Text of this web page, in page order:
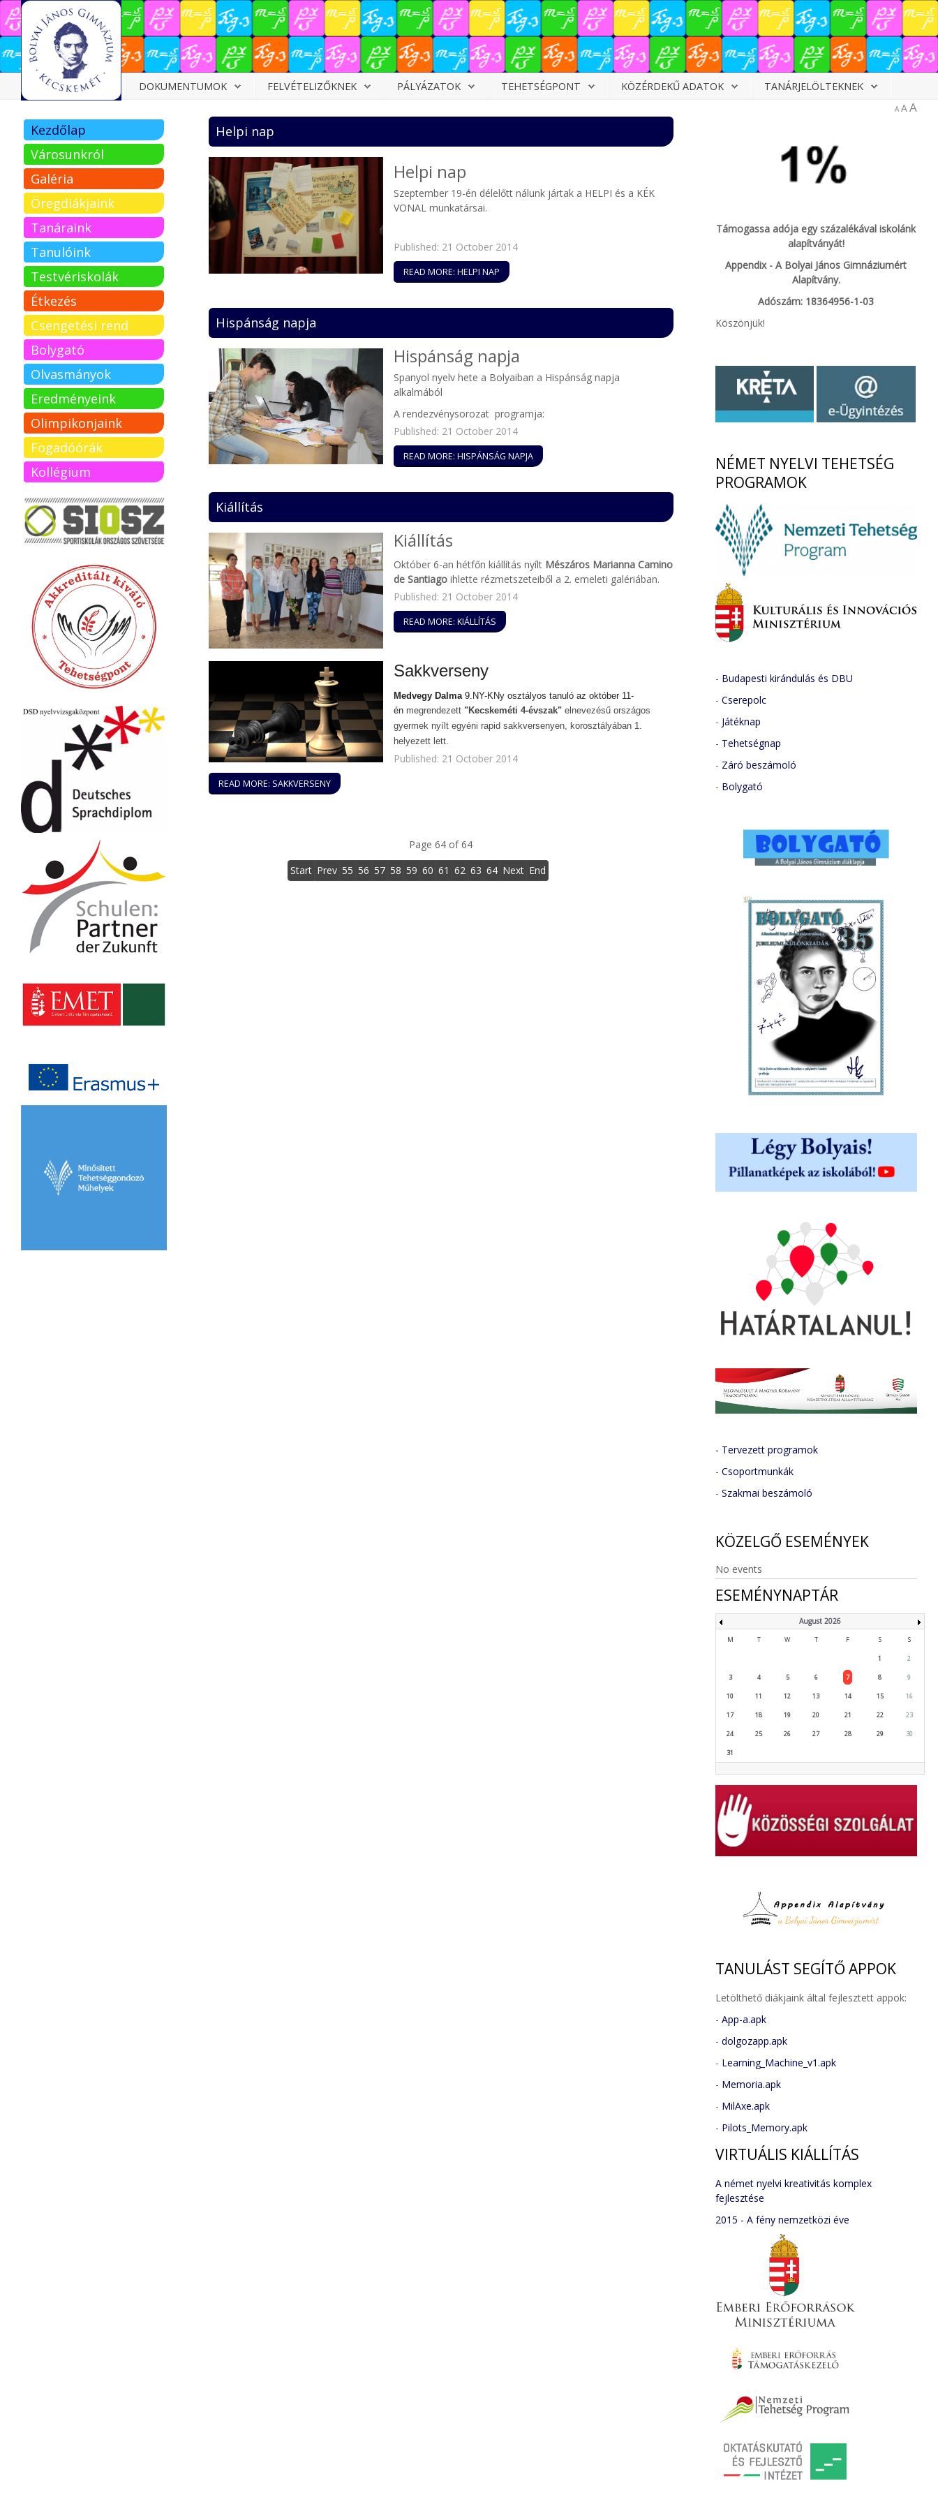
Dokumentumok
Felvételizőknek
Pályázatok
Tehetségpont
Közérdekű
adatok
Tanárjelölteknek
DOKUMENTUMOK FELVÉTELIZŐKNEK PÁLYÁZATOK TEHETSÉGPONT KÖZÉRDEKŰ ADATOK TANÁRJELÖLTEKNEK
A AA
Helpi nap
Helpi nap
Szeptember 19-én délelőtt nálunk jártak a HELPI és a KÉK
VONAL munkatársai.
Published: 21 October 2014
READ MORE: HELPI NAP
Hispánság napja
Hispánság napja
Spanyol nyelv hete a Bolyaiban a Hispánság napja
alkalmából
A rendezvénysorozat programja:
Published: 21 October 2014
READ MORE: HISPÁNSÁG NAPJA
Kiállítás
Kiállítás
Október 6-an hétfőn kiállítás nyílt Mészáros Marianna Camino
de Santiagoihlette rézmetszeteiből a 2. emeleti galériában.
Published: 21 October 2014
READ MORE: KIÁLLÍTÁS
Sakkverseny
Medvegy Dalma9.NY-KNy osztályos tanuló az október 11-
énmegrendezett "Kecskeméti 4-évszak"elnevezésű országos
gyermek nyílt egyéni rapid sakkversenyen, korosztályában 1.
helyezett lett.
Published: 21 October 2014
READ MORE: SAKKVERSENY
Page 64 of 64
Start Prev 55 56 57 58 59 60 61 62 63 64 Next End
Kezdőlap
Városunkról
Galéria
Öregdiákjaink
Tanáraink
Tanulóink
Testvériskolák
Étkezés
Csengetési rend
Bolygató
Olvasmányok
Eredményeink
Olimpikonjaink
Fogadóórák
Kollégium
Támogassa adója egy százalékával iskolánk
alapítványát!
Appendix - A Bolyai János Gimnáziumért
Alapítvány.
Adószám: 18364956-1-03
Köszönjük!
NÉMET NYELVI TEHETSÉG
PROGRAMOK
- Budapesti kirándulás és DBU
- Cserepolc
- Játéknap
- Tehetségnap
- Záró beszámoló
- Bolygató
- Tervezett programok
- Csoportmunkák
- Szakmai beszámoló
KÖZELGŐ ESEMÉNYEK
No events
ESEMÉNYNAPTÁR
August 2026
M T W T F S S
1 2
3 4 5 6 7 8 9
10 11 12 13 14 15 16
17 18 19 20 21 22 23
24 25 26 27 28 29 30
31
TANULÁST SEGÍTŐ APPOK
Letölthető diákjaink által fejlesztett appok:
- App-a.apk
- dolgozapp.apk
- Learning_Machine_v1.apk
- Memoria.apk
- MilAxe.apk
- Pilots_Memory.apk
VIRTUÁLIS KIÁLLÍTÁS
A német nyelvi kreativitás komplex
fejlesztése
2015 - A fény nemzetközi éve